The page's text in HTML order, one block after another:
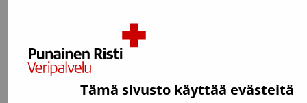
Tämä sivusto käyttää evästeitä